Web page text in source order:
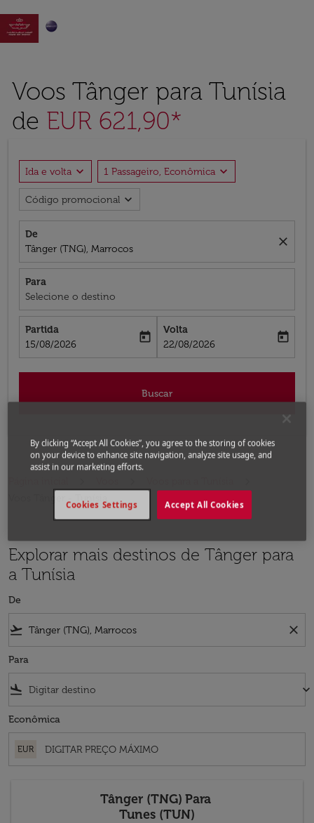

Voos Tânger para Tunísia
de EUR 621,90*
Ida e volta expand_more 1 Passageiro, Econômica expand_more
Código promocional expand_more
De
Tânger (TNG), Marrocos
close
Para
Selecione o destino
Partida
fc-booking-departure-date-aria-label
15/08/2026
today
Volta
fc-booking-return-date-aria-label
22/08/2026
today
Buscar
Voos Tânger - Tunísia
Explorar mais destinos de Tânger para
a Tunísia
De
flight_takeoff close
Para
flight_land keyboard_arrow_down
Econômica
EUR
Tânger (TNG) Para
Tunes (TUN)
By clicking “Accept All Cookies”, you agree to the storing of cookies
on your device to enhance site navigation, analyze site usage, and
assist in our marketing efforts.
Accept All Cookies
Cookies Settings